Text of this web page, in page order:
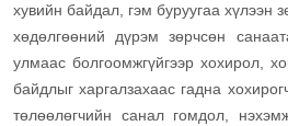
хувийн байдал, гэм буруугаа
хөдөлгөөний дүрэм зөрчсөн
улмаас болгоомжгүйгээр хохирол,
байдлыг харгалзахаас гадна
төлөөлөгчийн санал гомдол,